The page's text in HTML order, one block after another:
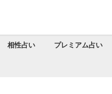
相性占い プレミアム占い